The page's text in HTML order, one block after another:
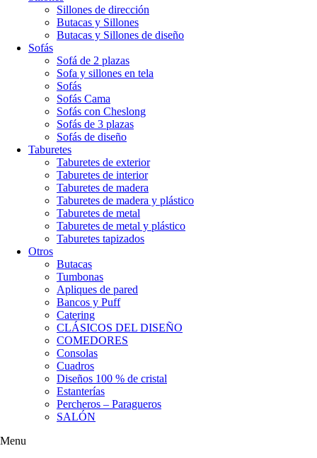
Sillones de dirección
Butacas y Sillones
Butacas y Sillones de diseño
Sofás
Sofá de 2 plazas
Sofa y sillones en tela
Sofás
Sofás Cama
Sofás con Cheslong
Sofás de 3 plazas
Sofás de diseño
Taburetes
Taburetes de exterior
Taburetes de interior
Taburetes de madera
Taburetes de madera y plástico
Taburetes de metal
Taburetes de metal y plástico
Taburetes tapizados
Otros
Butacas
Tumbonas
Apliques de pared
Bancos y Puff
Catering
CLÁSICOS DEL DISEÑO
COMEDORES
Consolas
Cuadros
Diseños 100 % de cristal
Estanterías
Percheros – Paragueros
SALÓN
Menu